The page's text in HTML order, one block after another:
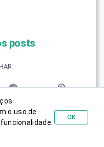
posts
o uso de
OK